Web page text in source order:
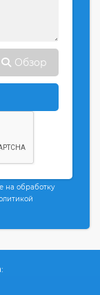
Обзор
на обработку